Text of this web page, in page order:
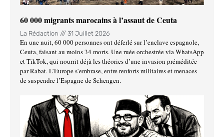
60 000 migrants marocains à l’assaut de Ceuta
La Rédaction 31 Juillet 2026
En une nuit, 60 000 personnes ont déferlé sur l’enclave espagnole,
Ceuta, faisant au moins 34 morts. Une ruée orchestrée via WhatsApp
et TikTok, qui nourrit déjà les théories d’une invasion préméditée
par Rabat. L’Europe s’embrase, entre renforts militaires et menaces
de suspendre l’Espagne de Schengen.